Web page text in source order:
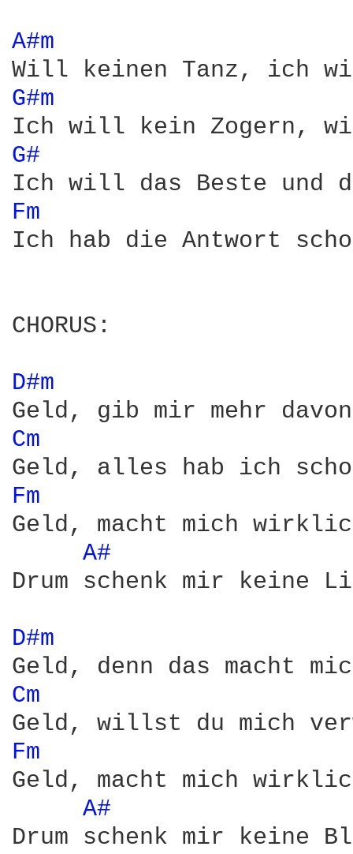
A#m
G#m
G#
Fm
Ich hab die Antwort
CHORUS:
D#m
Cm
Fm
Geld, macht mich
A#
Drum schenk mir keine
D#m
Cm
Fm
Geld, macht mich
A#
Drum schenk mir keine